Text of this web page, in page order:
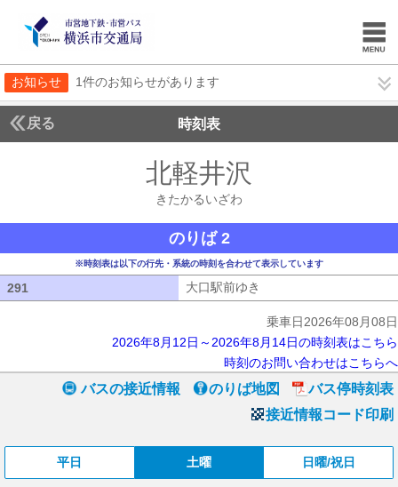
お知らせ 1件のお知らせがあります
戻る 時刻表
北軽井沢
きたかるいざわ
のりば 2
※時刻表は以下の行先・系統の時刻を合わせて表示しています
291 大口駅前ゆき
乗車日2026年08月08日
2026年8月12日～2026年8月14日の時刻表はこちら
時刻のお問い合わせはこちらへ
バスの接近情報 のりば地図
バス停時刻表
接近情報コード印刷
平日 土曜 日曜/祝日